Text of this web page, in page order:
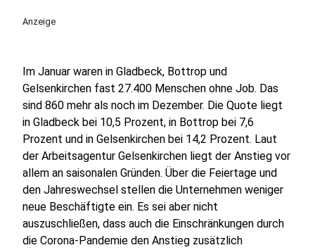
Anzeige
Im Januar waren in Gladbeck, Bottrop und
Gelsenkirchen fast 27.400 Menschen ohne Job. Das
sind 860 mehr als noch im Dezember. Die Quote liegt
in Gladbeck bei 10,5 Prozent, in Bottrop bei 7,6
Prozent und in Gelsenkirchen bei 14,2 Prozent. Laut
der Arbeitsagentur Gelsenkirchen liegt der Anstieg vor
allem an saisonalen Gründen. Über die Feiertage und
den Jahreswechsel stellen die Unternehmen weniger
neue Beschäftigte ein. Es sei aber nicht
auszuschließen, dass auch die Einschränkungen durch
die Corona-Pandemie den Anstieg zusätzlich